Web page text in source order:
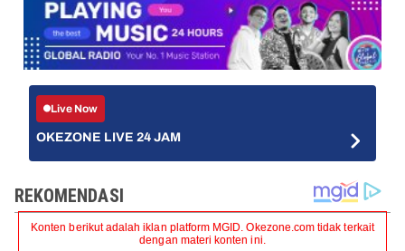
Live Now
OKEZONE LIVE 24 JAM